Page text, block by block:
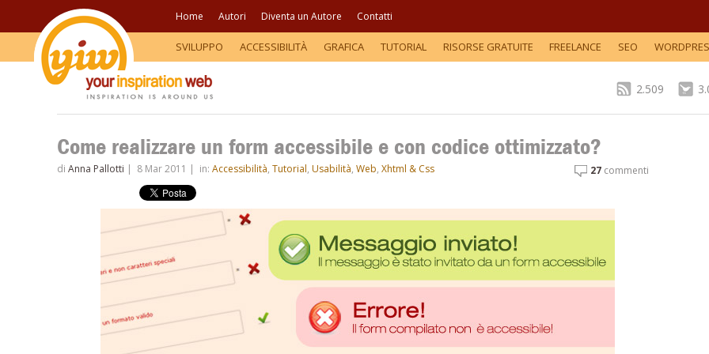
Home Autori Diventa un Autore Contatti
SVILUPPO ACCESSIBILITÀ GRAFICA TUTORIAL RISORSE GRATUITE FREELANCE SEO
2.509
Come realizzare un form accessibile e con codice ottimizzato?
di Anna Pallotti | 8 Mar 2011 | in: Accessibilità, Tutorial, Usabilità, Web, Xhtml & Css 27 commenti